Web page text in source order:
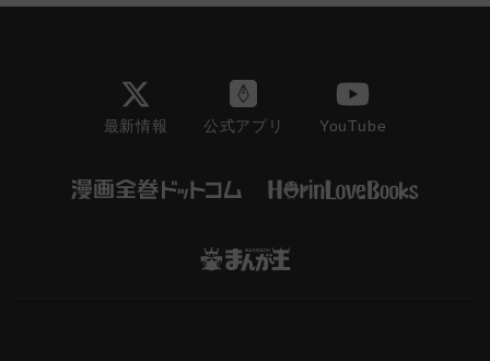
最新情報 公式アプリ YouTube